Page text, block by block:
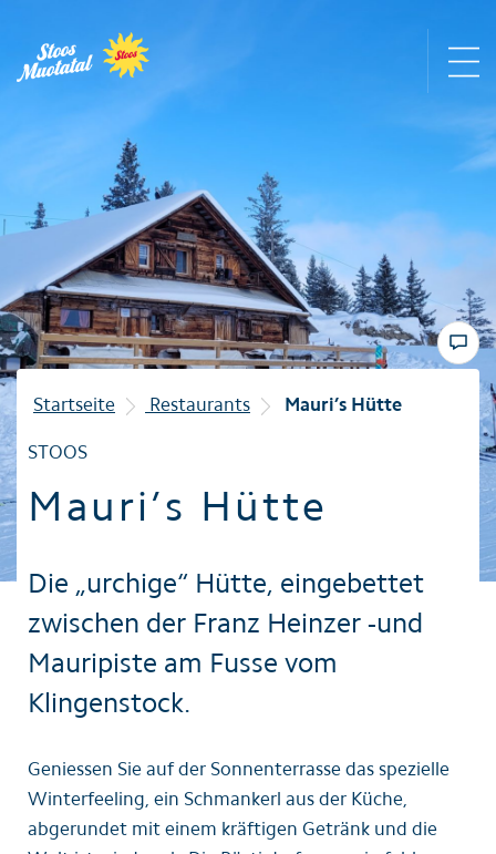
Region
Bergbahnen
Sommer
Winter
Familie
Startseite Restaurants Mauri’s Hütte
STOOS
Mauri’s Hütte
Die „urchige“ Hütte, eingebettet
zwischen der Franz Heinzer -und
Mauripiste am Fusse vom
Klingenstock.
Geniessen Sie auf der Sonnenterrasse das spezielle
Winterfeeling, ein Schmankerl aus der Küche,
abgerundet mit einem kräftigen Getränk und die